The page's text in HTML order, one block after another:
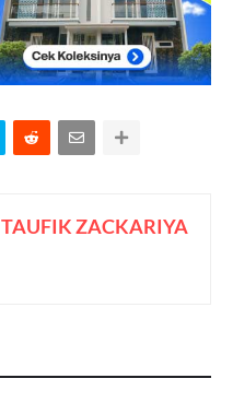
TAUFIK ZACKARIYA